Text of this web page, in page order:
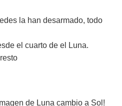
la han desarmado, todo
el cuarto de el Luna.
de Luna cambio a Sol!